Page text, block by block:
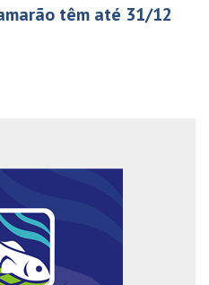
têm até 31/12